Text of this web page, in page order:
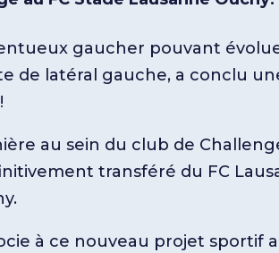
gaucher pouvant
de latéral gauche, a conclu
au sein du club de
transféré du FC
à ce nouveau projet sportif